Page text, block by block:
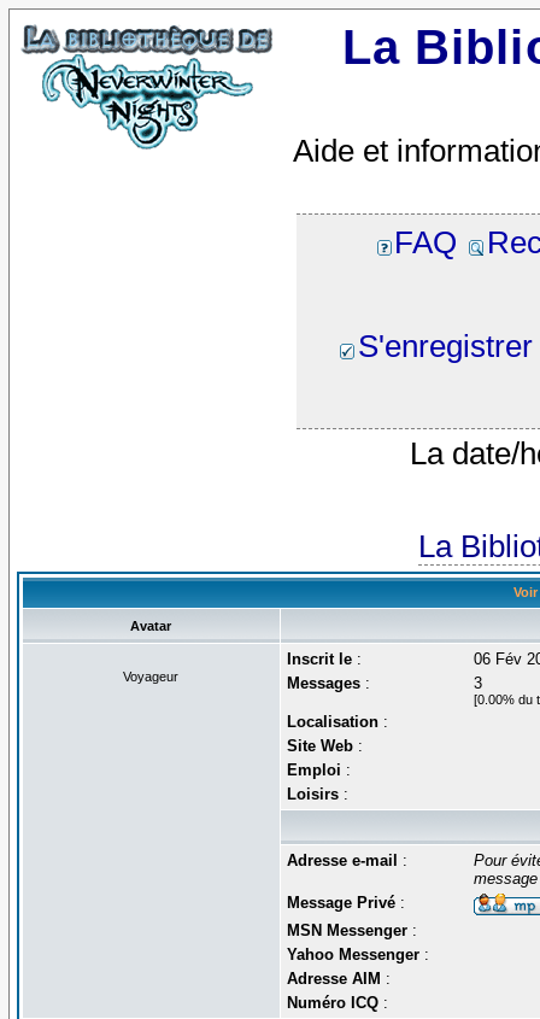
La
Aide et
FAQ
S'enregistrer
La date/
La
Avatar
Voyageur
Inscrit le:
06 Fév
Messages: 3
[0.00% du
Localisation:
Site Web:
Emploi :
Loisirs:
Adresse e-mail :
Pour
Message Privé:
MSN Messenger:
Yahoo Messenger:
Adresse AIM :
Numéro ICQ: